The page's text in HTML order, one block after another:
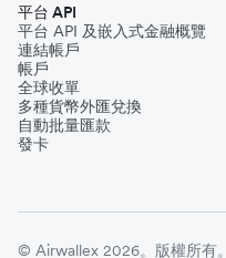
平台 API
平台 API 及嵌入式金融概覽
連結帳戶
帳戶
全球收單
多種貨幣外匯兌換
自動批量匯款
發卡
© Airwallex 2026。版權所有。